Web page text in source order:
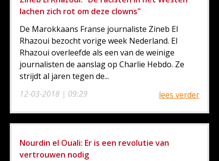
lachen zich rot om deze clowns"
12-03-2018 | 09:29
De Marokkaans Franse journaliste Zineb El
Rhazoui bezocht vorige week Nederland. El
Rhazoui overleefde als een van de weinige
journalisten de aanslag op Charlie Hebdo. Ze
strijdt al jaren tegen de...
lees verder
Nourdin el Ouali: Er is een revolutie van
vertrouwen nodig